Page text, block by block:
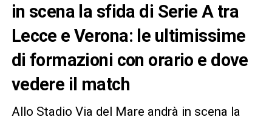
in scena la sfida di Serie A tra
Lecce e Verona: le ultimissime
di formazioni con orario e dove
vedere il match
Allo Stadio Via del Mare andrà in scena la